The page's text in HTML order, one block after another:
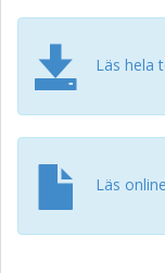
mining (8–18%).
occur outside
results inform the
for research on
net health balance.
Läs hela
Läs